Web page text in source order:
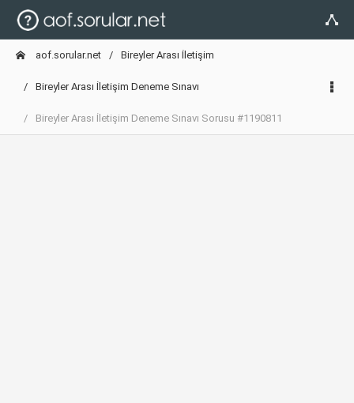
aof.sorular.net Bireyler Arası İletişim
Bireyler Arası İletişim Deneme Sınavı
Bireyler Arası İletişim Deneme Sınavı Sorusu #1190811